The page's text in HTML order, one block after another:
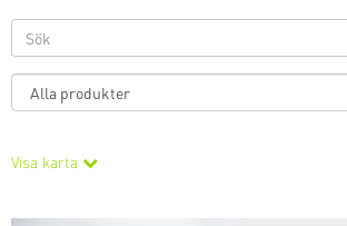
Visa karta